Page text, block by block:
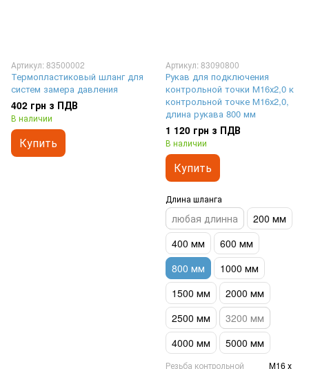
Артикул: 83500002
Термопластиковый шланг для
систем замера давления
402 грн з ПДВ
В наличии
Купить
Артикул: 83090800
Рукав для подключения
контрольной точки М16х2,0 к
контрольной точке М16х2,0,
длина рукава 800 мм
1 120 грн з ПДВ
В наличии
Купить
Длина шланга
любая длинна
200 мм
400 мм
600 мм
800 мм
1000 мм
1500 мм
2000 мм
2500 мм
3200 мм
4000 мм
5000 мм
Резьба контрольной М16 х